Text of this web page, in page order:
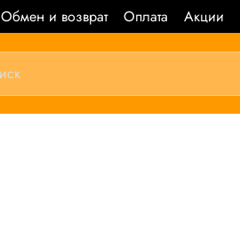
Обмен и возврат Оплата Акции